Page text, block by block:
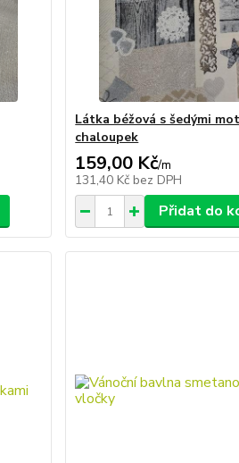
Látka béžová s šedými
chaloupek
159,00 Kč/m
131,40 Kč bez DPH
Přidat do